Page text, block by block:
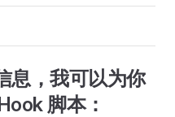
息，我可以为你
脚本：